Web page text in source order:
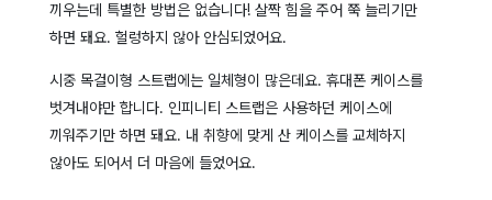
끼우는데 특별한 방법은 없습니다! 살짝 힘을 주어 쭉 늘리기만
하면 돼요. 헐렁하지 않아 안심되었어요.
시중 목걸이형 스트랩에는 일체형이 많은데요. 휴대폰 케이스를
벗겨내야만 합니다. 인피니티 스트랩은 사용하던 케이스에
끼워주기만 하면 돼요. 내 취향에 맞게 산 케이스를 교체하지
않아도 되어서 더 마음에 들었어요.